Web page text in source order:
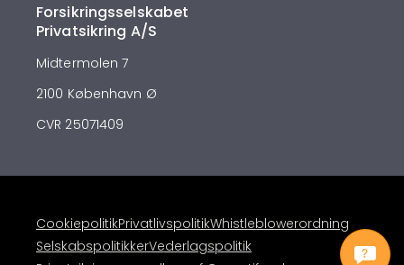
Forsikringsselskabet
Privatsikring A/S
Midtermolen 7
2100 København Ø
CVR 25071409
CookiepolitikPrivatlivspolitikWhistleblowerordning
SelskabspolitikkerVederlagspolitik